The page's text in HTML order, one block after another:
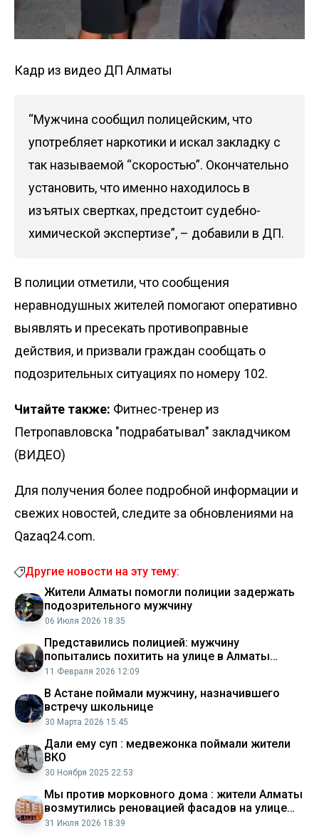
Кадр из видео ДП Алматы
“Мужчина сообщил полицейским, что
употребляет наркотики и искал закладку с
так называемой “скоростью”. Окончательно
установить, что именно находилось в
изъятых свертках, предстоит судебно-
химической экспертизе”, – добавили в ДП.
В полиции отметили, что сообщения
неравнодушных жителей помогают оперативно
выявлять и пресекать противоправные
действия, и призвали граждан сообщать о
подозрительных ситуациях по номеру 102.
Читайте также: Фитнес-тренер из
Петропавловска "подрабатывал" закладчиком
(ВИДЕО)
Для получения более подробной информации и
свежих новостей, следите за обновлениями на
Qazaq24.com.
Другие новости на эту тему:
Жители Алматы помогли полиции задержать
подозрительного мужчину
06 Июля 2026 18:35
Представились полицией: мужчину
попытались похитить на улице в Алматы
(видео)
11 Февраля 2026 12:09
В Астане поймали мужчину, назначившего
встречу школьнице
30 Марта 2026 15:45
Дали ему суп : медвежонка поймали жители
ВКО
30 Ноября 2025 22:53
Мы против морковного дома : жители Алматы
возмутились реновацией фасадов на улице
Сатпаева
31 Июля 2026 18:39